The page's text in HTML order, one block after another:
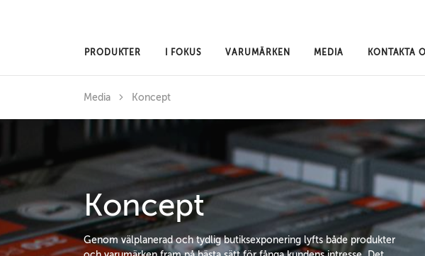
PRODUKTER I FOKUS VARUMÄRKEN MEDIA KONTAKTA
Media Koncept
Koncept
Genom välplanerad och tydlig butiksexponering lyfts både produkter